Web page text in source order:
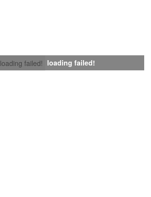
loading failed! loading failed!